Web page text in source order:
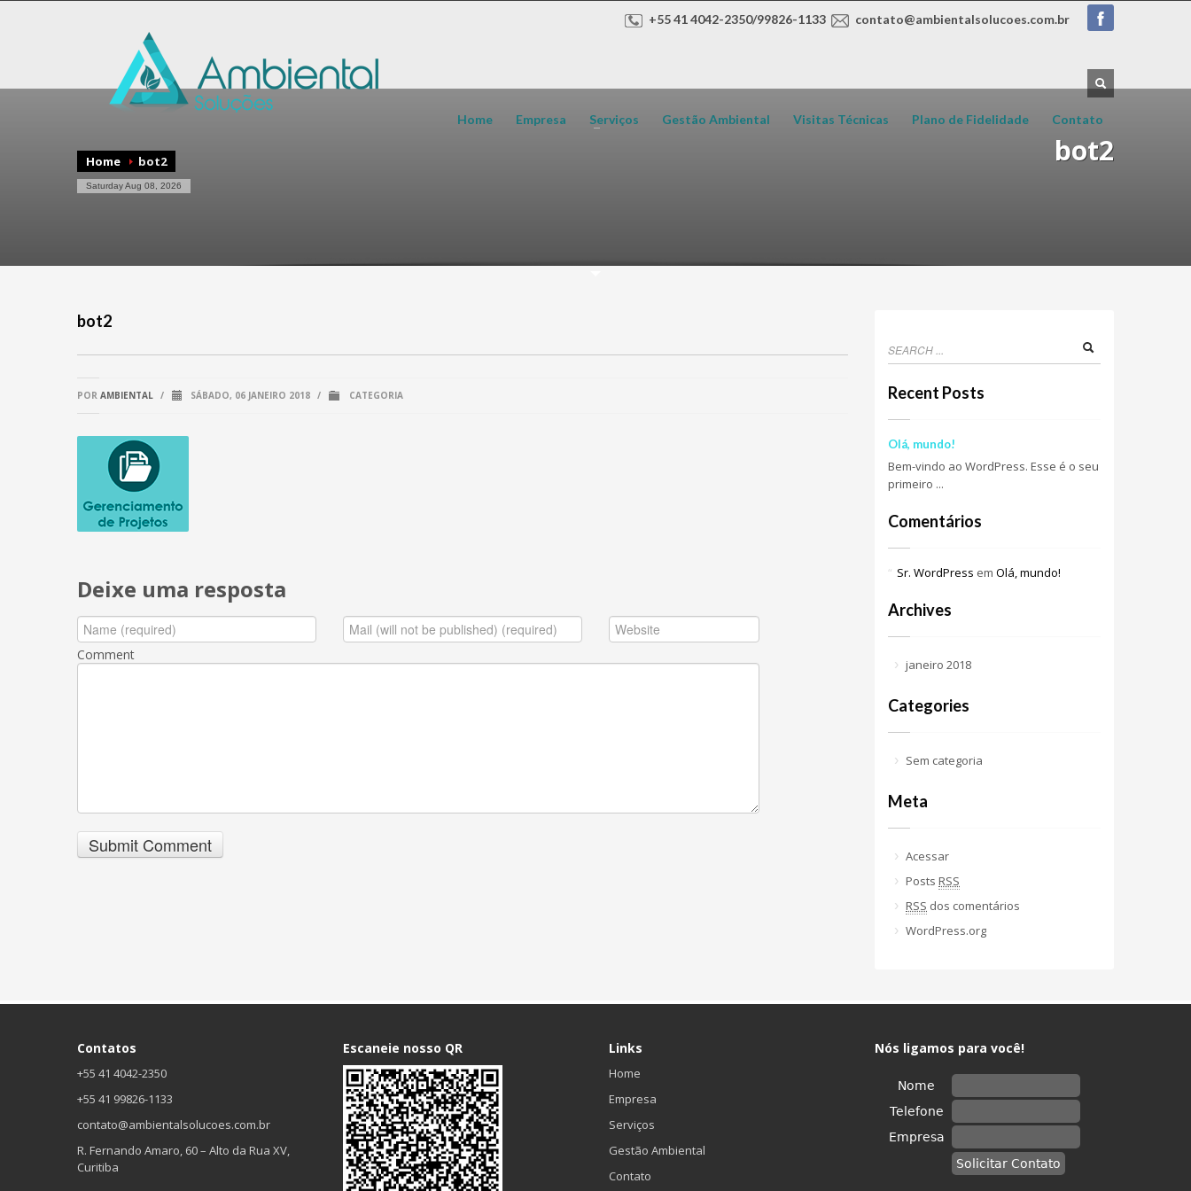
+55 41 4042-2350/99826-1133 contato@ambientalsolucoes.com.br
Home Empresa Serviços Gestão Ambiental Visitas Técnicas Plano de Fidelidade Contato
Home bot2
Saturday Aug 08, 2026
bot2
bot2
POR AMBIENTAL / SÁBADO, 06 JANEIRO 2018 / CATEGORIA
Deixe uma resposta
Comment
Recent Posts
Olá, mundo!
Bem-vindo ao WordPress. Esse é o seu
primeiro ...
Comentários
Sr. WordPress em Olá, mundo!
Archives
janeiro 2018
Categories
Sem categoria
Meta
Acessar
Posts RSS
RSS dos comentários
WordPress.org
Contatos
+55 41 4042-2350
+55 41 99826-1133
contato@ambientalsolucoes.com.br
R. Fernando Amaro, 60 – Alto da Rua XV,
Curitiba
Escaneie nosso QR Links
Home
Empresa
Serviços
Gestão Ambiental
Contato
Nós ligamos para você!